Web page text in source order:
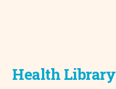
Health Library